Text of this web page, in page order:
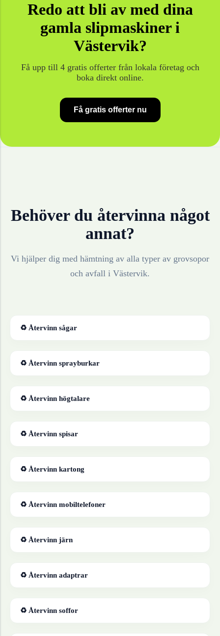
Redo att bli av med dina
gamla slipmaskineri
Västervik?
Få upp till 4 gratis offerter från lokala företag och
boka direkt online.
Få gratis offerter nu
Behöver du återvinna något
annat?
Vi hjälper dig med hämtning av alla typer av grovsopor
och avfall i Västervik.
♻ Återvinn sågar
♻ Återvinn sprayburkar
♻ Återvinn högtalare
♻ Återvinn spisar
♻ Återvinn kartong
♻ Återvinn mobiltelefoner
♻ Återvinn järn
♻ Återvinn adaptrar
♻ Återvinn soffor